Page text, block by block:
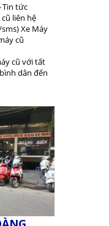
Tin tức
liên hệ
Xe Máy
cũ
cũ với tất
dân đến